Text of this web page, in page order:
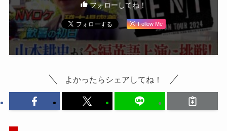
フォローしてね！
Follow Me
よかったらシェアしてね！